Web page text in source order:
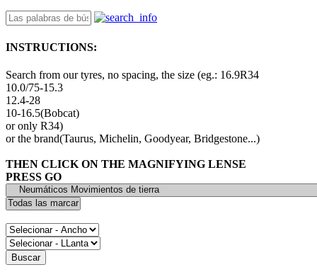
INSTRUCTIONS:
Search from our tyres, no spacing, the size (eg.: 16.9R34
10.0/75-15.3
12.4-28
10-16.5(Bobcat)
or only R34)
or the brand(Taurus, Michelin, Goodyear, Bridgestone...)
THEN CLICK ON THE MAGNIFYING LENSE
PRESS GO